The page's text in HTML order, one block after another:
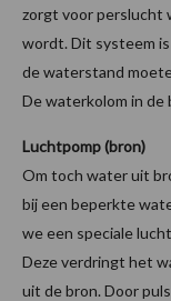
zorgt voor perslucht
wordt. Dit systeem is
de waterstand
De waterkolom in de
Luchtpomp (bron)
Om toch water uit
bij een beperkte
we een speciale
Deze verdringt het
uit de bron. Door